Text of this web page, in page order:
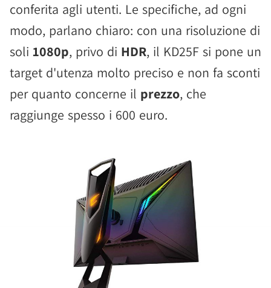
conferita agli utenti. Le specifiche, ad ogni
modo, parlano chiaro: con una risoluzione di
soli 1080p, privo di HDR, il KD25F si pone un
target d'utenza molto preciso e non fa sconti
per quanto concerne il prezzo, che
raggiunge spesso i 600 euro.